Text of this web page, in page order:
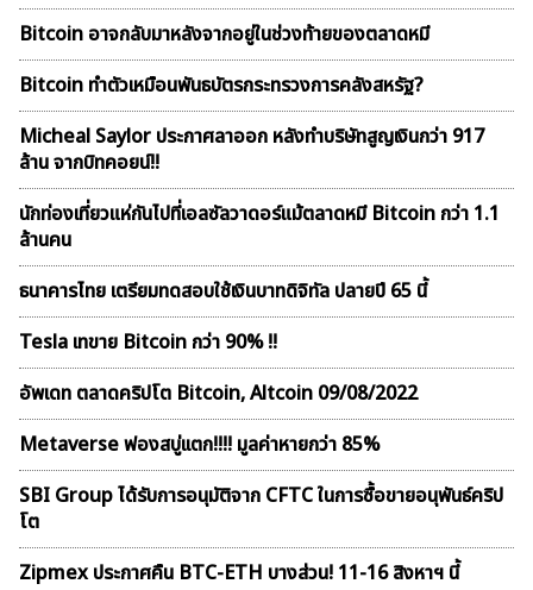
Bitcoin อาจกลับมาหลังจากอยู่ในช่วงท้ายของตลาดหมี
Bitcoin ทำตัวเหมือนพันธบัตรกระทรวงการคลังสหรัฐ?
Micheal Saylor ประกาศลาออก หลังทำบริษัทสูญเงินกว่า 917
ล้าน จากบิทคอยน์!!
นักท่องเที่ยวแห่กันไปที่เอลซัลวาดอร์แม้ตลาดหมี Bitcoin กว่า 1.1
ล้านคน
ธนาคารไทย เตรียมทดสอบใช้เงินบาทดิจิทัล ปลายปี 65 นี้
Tesla เทขาย Bitcoin กว่า 90% !!
อัพเดท ตลาดคริปโต Bitcoin, Altcoin 09/08/2022
Metaverse ฟองสบู่เเตก!!!! มูลค่าหายกว่า 85%
SBI Group ได้รับการอนุมัติจาก CFTC ในการซื้อขายอนุพันธ์คริป
โต
Zipmex ประกาศคืน BTC-ETH บางส่วน! 11-16 สิงหาฯ นี้